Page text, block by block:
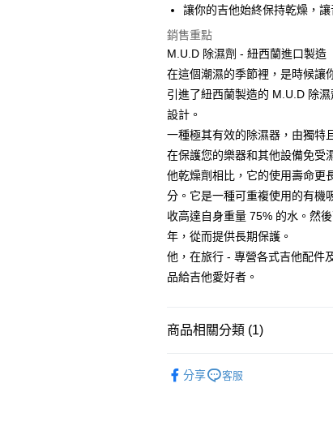
匯豐（台灣）商業銀行
聯邦商業銀行
玉山商業銀行
台新國際商業銀行
台灣樂天信用卡公司
臺灣中小企業銀行
匯豐（台灣）商業銀行
聯邦商業銀行
元大商業銀行
台新國際商業銀行
台灣樂天信用卡公司
上海商業儲蓄銀行
臺灣中小企業銀行
匯豐（台灣）商業銀行
聯邦商業銀行
元大商業銀行
玉山商業銀行
台灣樂天信用卡公司
LINE Pay
Apple Pay
街口支付
悠遊付
Google Pay
全盈+PAY
AFTEE先享後付
【關於「AFTEE先享後付」】
AFTEE先享後付是「在收到商品之
便利好安心！
２．便利：只要手機號碼，簡訊認證
【「AFTEE先享後付」結帳流程】
１．於結帳方式選擇「AFTEE先享
２．訂單成立數日內，您將收到繳費
３．收到繳費通知簡訊後14天內，
ATM付款
每筆NT$60，滿NT$899(含以上)
付款後全家取貨
讓你的吉他始終保持乾燥，讓
銷售重點
M.U.D 除濕劑 - 紐西蘭進口製造
在這個潮濕的季節裡，是時候讓
引進了紐西蘭製造的 M.U.D 除
設計。
一種極其有效的除濕器，由獨特
在保護您的樂器和其他設備免受
他乾燥劑相比，它的使用壽命更
分。它是一種可重複使用的有機
收高達自身重量 75% 的水。然
年，從而提供長期保護。
他，在旅行 - 專營各式吉他配件
品給吉他愛好者。
商品相關分類 (1)
分享
客服